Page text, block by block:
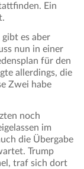
Ein
es aber
nun in einer
für den
allerdings, die
Zwei habe
noch
im
die Übergabe
Trump
traf sich dort